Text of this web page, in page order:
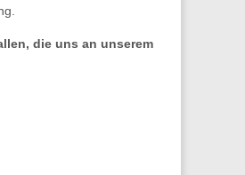
die uns an unserem